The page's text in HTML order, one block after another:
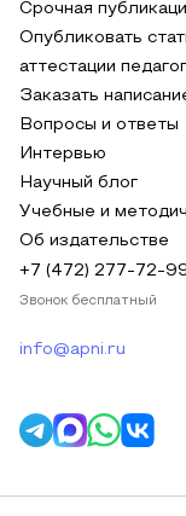
Срочная
Опубликовать
аттестации
Заказать
Вопросы и ответы
Интервью
Научный блог
Учебные и
Об издательстве
+7 (472) 277-72-
Звонок бесплатный
info@apni.ru